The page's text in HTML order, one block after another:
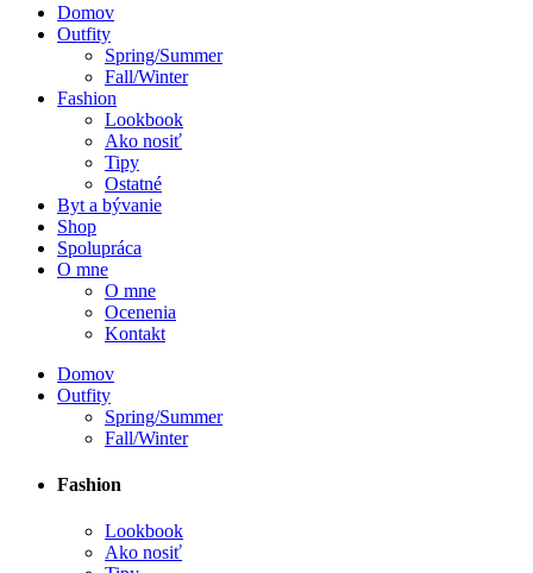
Domov
Outfity
Spring/Summer
Fall/Winter
Fashion
Lookbook
Ako nosiť
Tipy
Ostatné
Byt a bývanie
Shop
Spolupráca
O mne
O mne
Ocenenia
Kontakt
Domov
Outfity
Spring/Summer
Fall/Winter
Fashion
Lookbook
Ako nosiť